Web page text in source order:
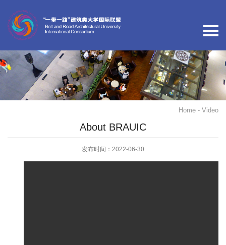
Home - Video
About BRAUIC
发布时间：2022-06-30